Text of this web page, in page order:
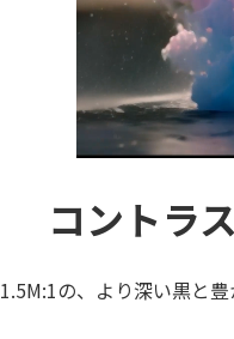
コントラ
1.5M:1の、より深い黒と